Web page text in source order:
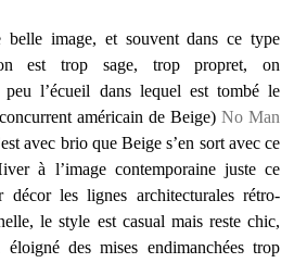
belle image, et souvent dans ce type
est trop sage, trop propret, on
peu l’écueil dans lequel est tombé le
américain de Beige) No Man
avec brio que Beige s’en sort avec ce
à l’image contemporaine juste ce
les lignes architecturales rétro-
le style est casual mais reste chic,
des mises endimanchées trop